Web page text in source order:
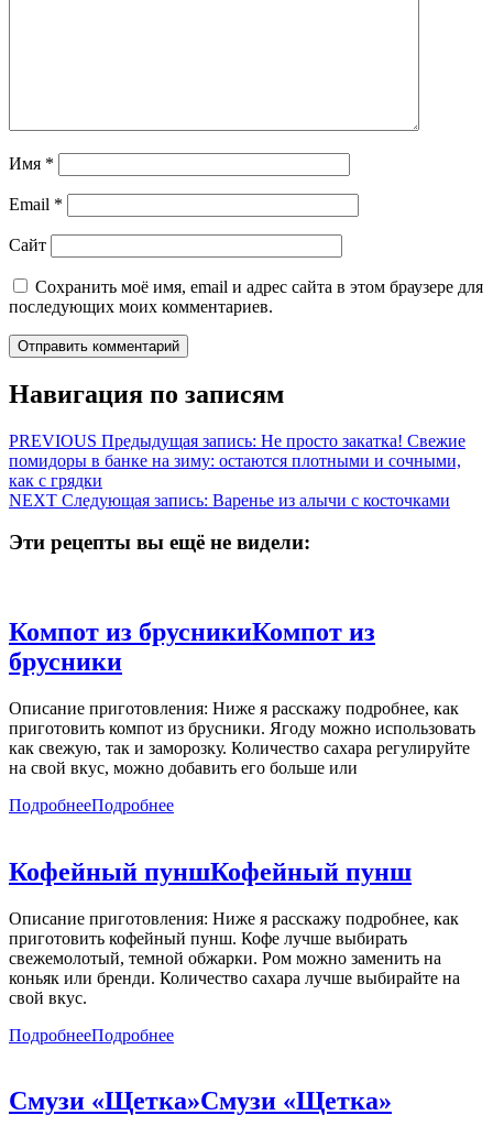
Имя *
Email *
Сайт
Сохранить моё имя, email и адрес сайта в этом браузере для
последующих моих комментариев.
Навигация по записям
PREVIOUS Предыдущая запись: Не просто закатка! Свежие
помидоры в банке на зиму: остаются плотными и сочными,
как с грядки
NEXT Следующая запись: Варенье из алычи с косточками
Эти рецепты вы ещё не видели:
Компот из брусникиКомпот из
брусники
Описание приготовления: Ниже я расскажу подробнее, как
приготовить компот из брусники. Ягоду можно использовать
как свежую, так и заморозку. Количество сахара регулируйте
на свой вкус, можно добавить его больше или
ПодробнееПодробнее
Кофейный пуншКофейный пунш
Описание приготовления: Ниже я расскажу подробнее, как
приготовить кофейный пунш. Кофе лучше выбирать
свежемолотый, темной обжарки. Ром можно заменить на
коньяк или бренди. Количество сахара лучше выбирайте на
свой вкус.
ПодробнееПодробнее
Смузи «Щетка»Смузи «Щетка»